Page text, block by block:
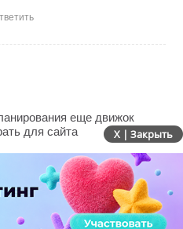
еще движок
для сайта
X | Закрыть